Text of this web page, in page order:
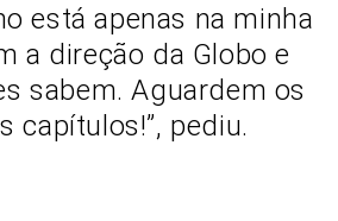
está apenas na minha
a direção da Globo e
sabem. Aguardem os
capítulos!”, pediu.